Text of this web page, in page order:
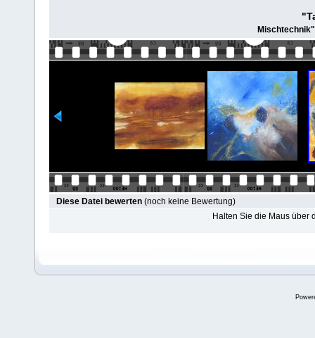
Diese Datei bewerten (noch keine Bewertung)
Halten Sie die Maus über